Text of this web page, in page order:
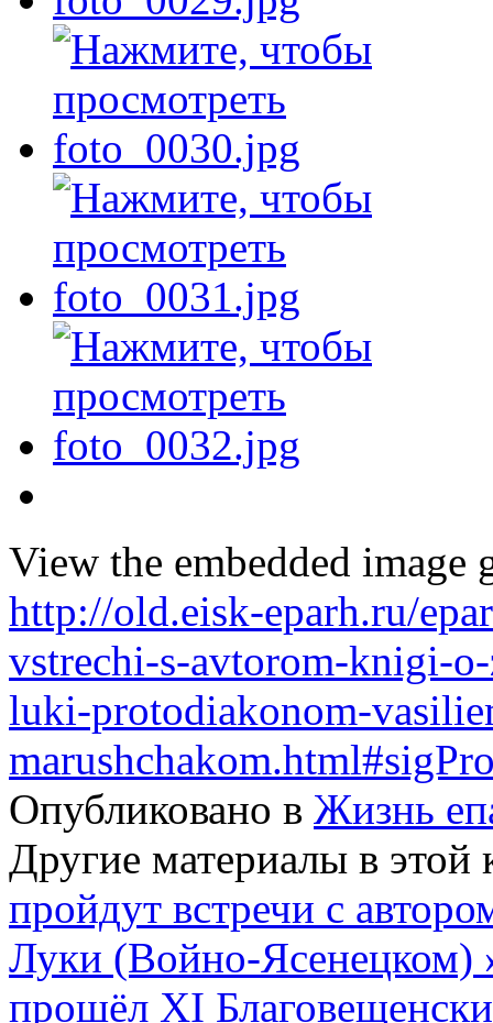
View the embedded image
http://old.eisk-eparh.ru/
vstrechi-s-avtorom-knigi-
luki-protodiakonom-
Опубликовано в Жизнь
Другие материалы в этой
пройдут встречи с
Луки (Войно-Ясенецком)
прошёл XI